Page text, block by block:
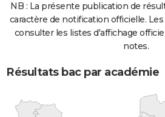
NB : La présente publication de
caractère de notification officielle.
consulter les listes d'affichage
notes.
Résultats bac par académie